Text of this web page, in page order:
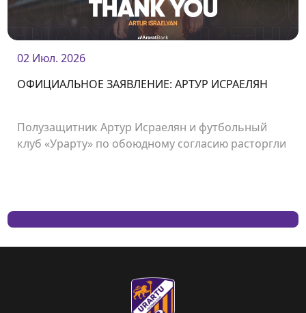
02 Июл. 2026
ОФИЦИАЛЬНОЕ ЗАЯВЛЕНИЕ: АРТУР ИСРАЕЛЯН
Полузащитник Артур Исраелян и футбольный
клуб «Урарту» по обоюдному согласию расторгли